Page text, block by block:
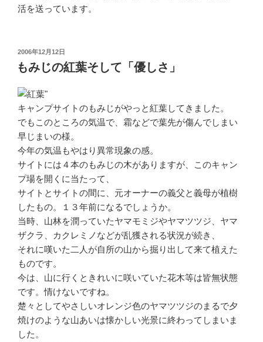
活を送っています。
投
稿
日:
2006年12月12日
もみじの紅葉そして「優しさ」
キャンプサイトのもみじがやっと紅葉してきました。
でもこのところの気温で、霜などで葉先が傷んでしまい
早じまいの様。
今年の気温もやはり異常現象の感。
サイトには４本のもみじの木がありますが、このキャン
プ場を開くに当たって、
サイトとサイトの間に、元オーナーの義父と義母が植樹
したもの。１３年前になるでしょうか。
当時、山林を潤っていたヤマモミジやヤマツツジ、ヤマ
ザクラ、カクレミノなどが乱獲される状況が続き、
それに嘆いた二人が自所の山から掘り出して来て植えた
ものです。
今は、山に行くときれいに咲いていた花木等は皆無状態
です。情けないですね。
楚々としてやさしいオレンジ色のヤマツツジのまるで夕
焼けのような山あいは懐かしい光景に終わってしまいま
した。